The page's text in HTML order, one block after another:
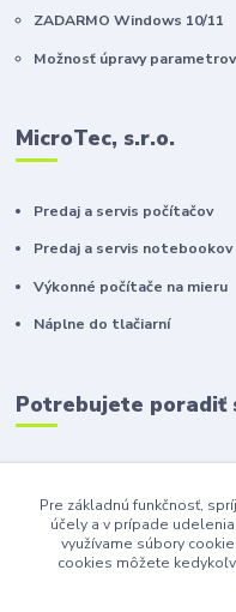
ZADARMO Windows 10/11
Možnosť úpravy parametrov
MicroTec, s.r.o.
Predaj a servis počítačov
Predaj a servis notebookov
Výkonné počítače na mieru
Náplne do tlačiarní
Potrebujete poradiť
(Po-Pia, 10-16 hod.)
info@toneryzilina.sk
Pre základnú funkčnosť,
účely a v prípade
využívame súbory
cookies môžete